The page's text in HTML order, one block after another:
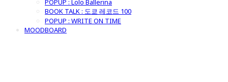
POPUP : Lolo Ballerina
BOOK TALK : 도쿄 레코드 100
POPUP : WRITE ON TIME
MOODBOARD